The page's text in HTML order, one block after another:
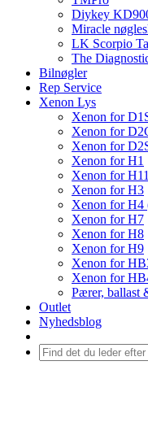
Diykey
Miracle
LK Scorpio
The
Bilnøgler
Rep Service
Xenon Lys
Xenon for
Xenon for
Xenon for
Xenon for H1
Xenon for H11
Xenon for H3
Xenon for H4
Xenon for H7
Xenon for H8
Xenon for H9
Xenon for
Xenon for
Pærer, ballast
Outlet
Nyhedsblog